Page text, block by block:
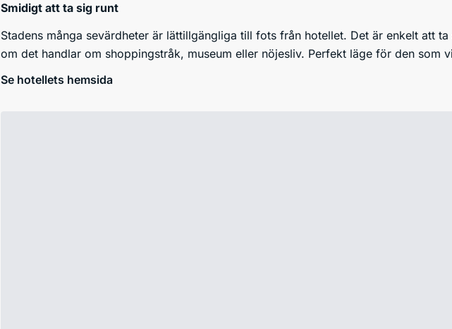
Smidigt att ta sig runt
Stadens många sevärdheter är lättillgängliga till fots från hotellet. Det är enkelt att
om det handlar om shoppingstråk, museum eller nöjesliv. Perfekt läge för den som
Se hotellets hemsida